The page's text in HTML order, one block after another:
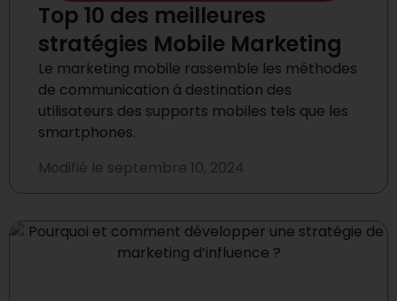
Top 10 des meilleures
stratégies Mobile Marketing
Le marketing mobile rassemble les méthodes
de communication à destination des
utilisateurs des supports mobiles tels que les
smartphones.
Modifié le septembre 10, 2024